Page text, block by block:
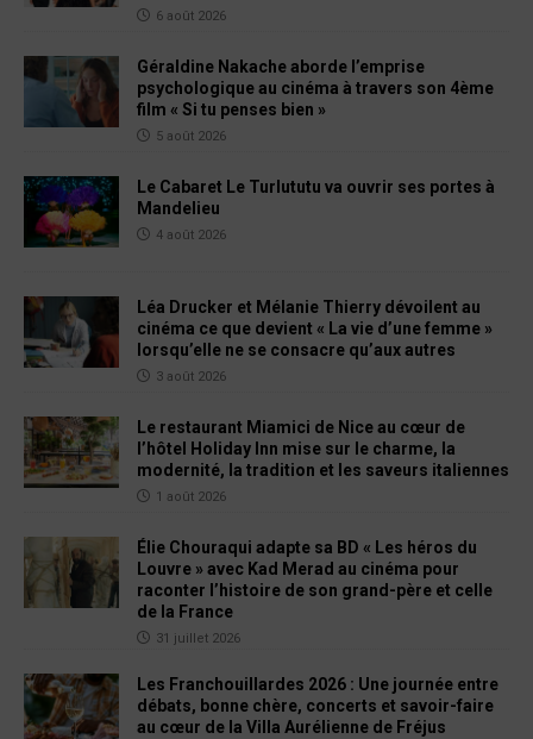
6 août 2026
Géraldine Nakache aborde l’emprise
psychologique au cinéma à travers son 4ème
film « Si tu penses bien »
5 août 2026
Le Cabaret Le Turlututu va ouvrir ses portes à
Mandelieu
4 août 2026
Léa Drucker et Mélanie Thierry dévoilent au
cinéma ce que devient « La vie d’une femme »
lorsqu’elle ne se consacre qu’aux autres
3 août 2026
Le restaurant Miamici de Nice au cœur de
l’hôtel Holiday Inn mise sur le charme, la
modernité, la tradition et les saveurs italiennes
1 août 2026
Élie Chouraqui adapte sa BD « Les héros du
Louvre » avec Kad Merad au cinéma pour
raconter l’histoire de son grand-père et celle
de la France
31 juillet 2026
Les Franchouillardes 2026 : Une journée entre
débats, bonne chère, concerts et savoir-faire
au cœur de la Villa Aurélienne de Fréjus